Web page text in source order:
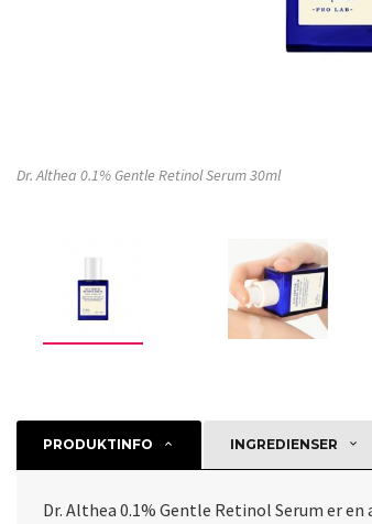
Dr. Althea 0.1% Gentle Retinol Serum 30ml
PRODUKTINFO INGREDIENSER
Dr. Althea 0.1% Gentle Retinol Serum er